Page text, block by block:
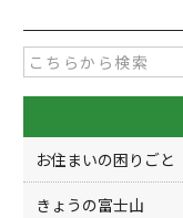
e
b
o
o
k
er
お住まいの困りごと
きょうの富士山